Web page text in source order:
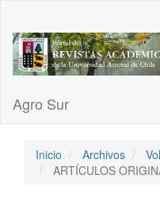
Contenido
principal
Barra
Agro Sur
Inicio Archivos
ARTÍCULOS